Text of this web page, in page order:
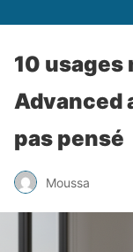
10 usages
Advanced
pas pensé
Moussa